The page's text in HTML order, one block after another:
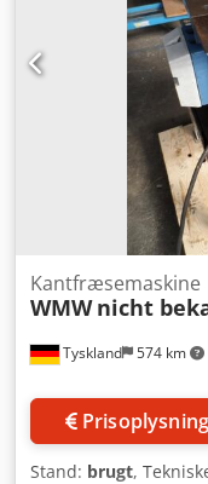
Tyskland 574 km
Kantfræsemaskine
WMW nicht
Stand: brugt,